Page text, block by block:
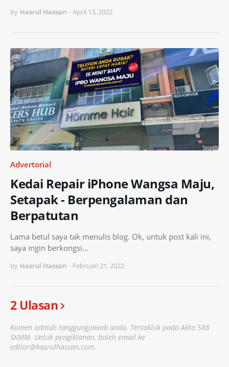
by Hasrul Hassan - April 13, 2022
Advertorial
Kedai Repair iPhone Wangsa Maju,
Setapak - Berpengalaman dan
Berpatutan
Lama betul saya tak menulis blog. Ok, untuk post kali ini,
saya ingin berkongsi…
by Hasrul Hassan - Februari 21, 2022
2 Ulasan
Komen adalah tanggungjawab anda. Tertakluk pada Akta 588
SKMM. Untuk pengiklanan, boleh email ke
editor@hasrulhassan.com.